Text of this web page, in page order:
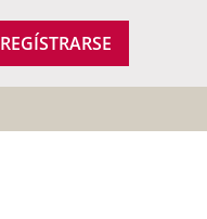
REGÍSTRARSE